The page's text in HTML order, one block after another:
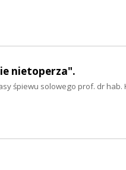
nietoperza".
śpiewu solowego prof. dr hab.